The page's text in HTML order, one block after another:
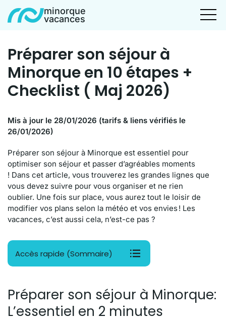
minorque
vacances
Préparer son séjour à
Minorque en 10 étapes +
Checklist ( Maj 2026)
Mis à jour le 28/01/2026 (tarifs & liens vérifiés le
26/01/2026)
Préparer son séjour à Minorque est essentiel pour
optimiser son séjour et passer d’agréables moments
! Dans cet article, vous trouverez les grandes lignes que
vous devez suivre pour vous organiser et ne rien
oublier. Une fois sur place, vous aurez tout le loisir de
modifier vos plans selon la météo et vos envies ! Les
vacances, c’est aussi cela, n’est-ce pas ?
Accès rapide (Sommaire)
Préparer son séjour à Minorque:
L’essentiel en 2 minutes